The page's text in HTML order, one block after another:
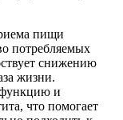
пищи
потребляемых
снижению
жизни.
функцию и
что помогает